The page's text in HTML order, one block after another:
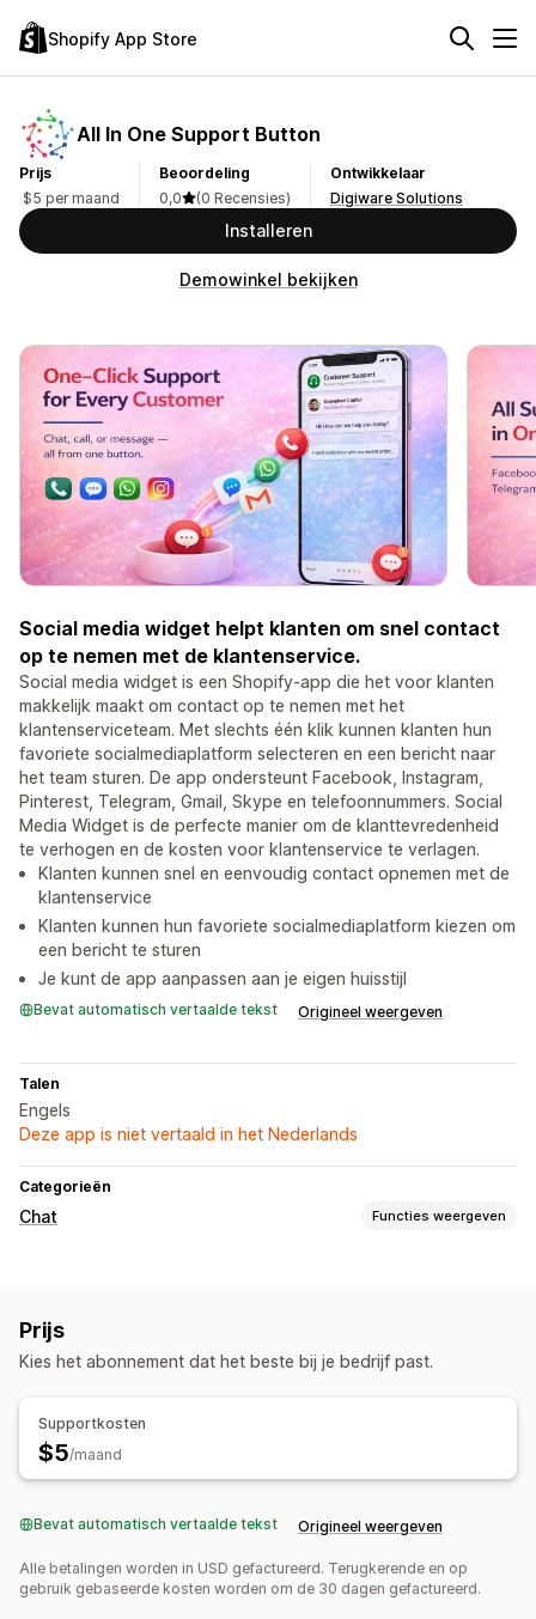
Shopify App Store
All In One Support Button
Prijs
$5 per maand
Beoordeling
0,0
(0 Recensies)
Ontwikkelaar
Digiware Solutions
Installeren
Demowinkel bekijken
Social media widget helpt klanten om snel contact
op te nemen met de klantenservice.
Social media widget is een Shopify-app die het voor klanten
makkelijk maakt om contact op te nemen met het
klantenserviceteam. Met slechts één klik kunnen klanten hun
favoriete socialmediaplatform selecteren en een bericht naar
het team sturen. De app ondersteunt Facebook, Instagram,
Pinterest, Telegram, Gmail, Skype en telefoonnummers. Social
Media Widget is de perfecte manier om de klanttevredenheid
te verhogen en de kosten voor klantenservice te verlagen.
Klanten kunnen snel en eenvoudig contact opnemen met de
klantenservice
Klanten kunnen hun favoriete socialmediaplatform kiezen om
een bericht te sturen
Je kunt de app aanpassen aan je eigen huisstijl
Bevat automatisch vertaalde tekst Origineel weergeven
Talen
Engels
Deze app is niet vertaald in het Nederlands
Categorieën
Chat Functies weergeven
Aanpassing
Prijs
Kies het abonnement dat het beste bij je bedrijf past.
Supportkosten
$5/maand
Bevat automatisch vertaalde tekst Origineel weergeven
Alle betalingen worden in USD gefactureerd. Terugkerende en op
gebruik gebaseerde kosten worden om de 30 dagen gefactureerd.